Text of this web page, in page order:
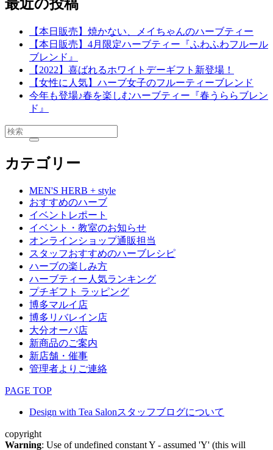
最近の投稿
【本日販売】焼かない、メイちゃんのハーブティー
【本日販売】4月限定ハーブティー『ふわふわフルール
ブレンド』
【2022】喜ばれるホワイトデーギフト新登場！
【女性に人気】ハーブ女子のフルーティーブレンド
今年も登場♪春を楽しむハーブティー『春うららブレン
ド』
カテゴリー
MEN'S HERB + style
おすすめのハーブ
イベントレポート
イベント・教室のお知らせ
オンラインショップ通販担当
スタッフおすすめのハーブレシピ
ハーブの楽しみ方
ハーブティー人気ランキング
プチギフト ラッピング
博多マルイ店
博多リバレイン店
大分オーパ店
新商品のご案内
新店舗・催事
管理者よりご連絡
PAGE TOP
Design with Tea Salonスタッフブログについて
copyright
Warning: Use of undefined constant Y - assumed 'Y' (this will